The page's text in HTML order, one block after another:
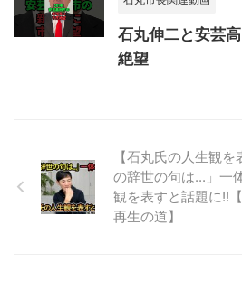
石丸伸二と安芸
絶望
【石丸氏の人生観
の辞世の句は...」一
観を表すと話題に!!
再生の道】